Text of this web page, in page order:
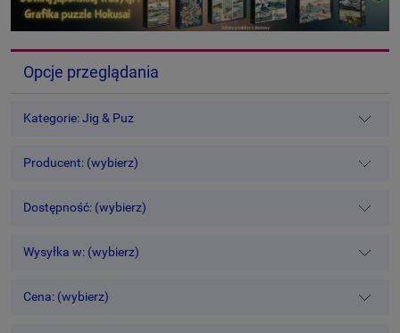
Opcje przeglądania
Kategorie: Jig & Puz
Producent: (wybierz)
Dostępność: (wybierz)
Wysyłka w: (wybierz)
Cena: (wybierz)